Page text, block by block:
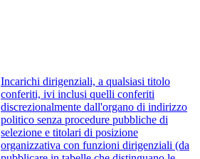
Incarichi dirigenziali, a qualsiasi titolo
conferiti, ivi inclusi quelli conferiti
discrezionalmente dall'organo di indirizzo
politico senza procedure pubbliche di
selezione e titolari di posizione
organizzativa con funzioni dirigenziali (da